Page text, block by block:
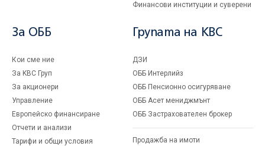
Финансови институции и суверени
За ОББ
Кои сме ние
За KBC Груп
За акционери
Управление
Европейско финансиране
Отчети и анализи
Тарифи и общи условия
Групата на KBC
ДЗИ
ОББ Интерлийз
ОББ Пенсионно осигуряване
ОББ Асет мениджмънт
ОББ Застрахователен брокер
Продажба на имоти